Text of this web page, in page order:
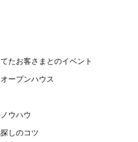
たお客さまとのイベント
ープンハウス
ウハウ
しのコツ